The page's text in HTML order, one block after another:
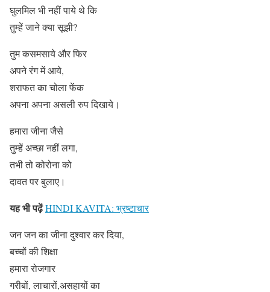
घुलमिल भी नहीं पाये थे कि
तुम्हें जाने क्या सूझी?
तुम कसमसाये और फिर
अपने रंग में आये,
शराफत का चोला फेंक
अपना अपना असली रुप दिखाये।
हमारा जीना जैसे
तुम्हें अच्छा नहीं लगा,
तभी तो कोरोना को
दावत पर बुलाए।
यह भी पढ़ेंHINDI KAVITA: भ्रष्टाचार
जन जन का जीना दुश्वार कर दिया,
बच्चों की शिक्षा
हमारा रोजगार
गरीबों, लाचारों,असहायों का